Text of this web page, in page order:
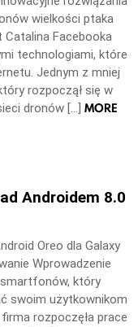
wielkości ptaka
Facebooka
technologiami, które
Jednym z mniej
rozpoczął się w
dronów […] MORE
Androidem 8.0
Oreo dla Galaxy
Wprowadzenie
który
swoim użytkownikom
rozpoczęła prace